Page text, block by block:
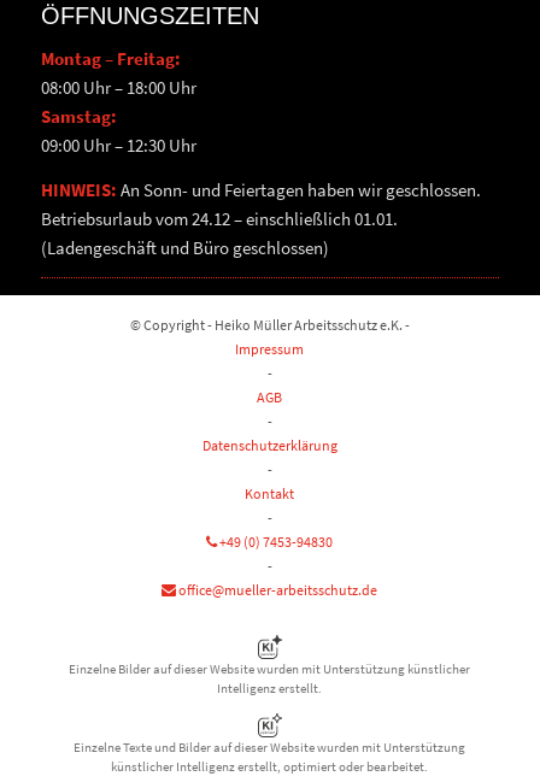
ÖFFNUNGSZEITEN
Montag – Freitag:
08:00 Uhr – 18:00 Uhr
Samstag:
09:00 Uhr – 12:30 Uhr
HINWEIS: An Sonn- und Feiertagen haben wir geschlossen.
Betriebsurlaub vom 24.12 – einschließlich 01.01.
(Ladengeschäft und Büro geschlossen)
© Copyright - Heiko Müller Arbeitsschutz e.K. -
Impressum
-
AGB
-
Datenschutzerklärung
-
Kontakt
-
+49 (0) 7453-94830
-
office@mueller-arbeitsschutz.de
Einzelne Bilder auf dieser Website wurden mit Unterstützung künstlicher
Intelligenz erstellt.
Einzelne Texte und Bilder auf dieser Website wurden mit Unterstützung
künstlicher Intelligenz erstellt, optimiert oder bearbeitet.